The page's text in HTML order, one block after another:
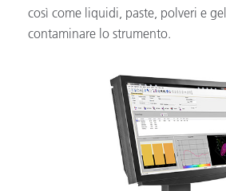
così come liquidi, paste, polveri e
contaminare lo strumento.